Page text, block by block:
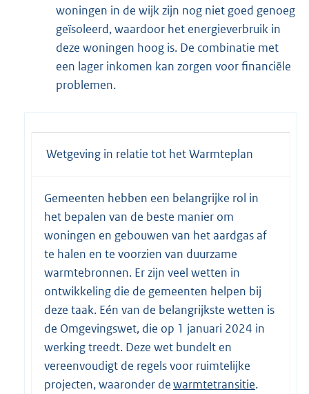
woningen in de wijk zijn nog niet goed genoeg
geïsoleerd, waardoor het energieverbruik in
deze woningen hoog is. De combinatie met
een lager inkomen kan zorgen voor financiële
problemen.
Wetgeving in relatie tot het Warmteplan
Gemeenten hebben een belangrijke rol in
het bepalen van de beste manier om
woningen en gebouwen van het aardgas af
te halen en te voorzien van duurzame
warmtebronnen. Er zijn veel wetten in
ontwikkeling die de gemeenten helpen bij
deze taak. Eén van de belangrijkste wetten is
de Omgevingswet, die op 1 januari 2024 in
werking treedt. Deze wet bundelt en
vereenvoudigt de regels voor ruimtelijke
projecten, waaronder dewarmtetransitie.